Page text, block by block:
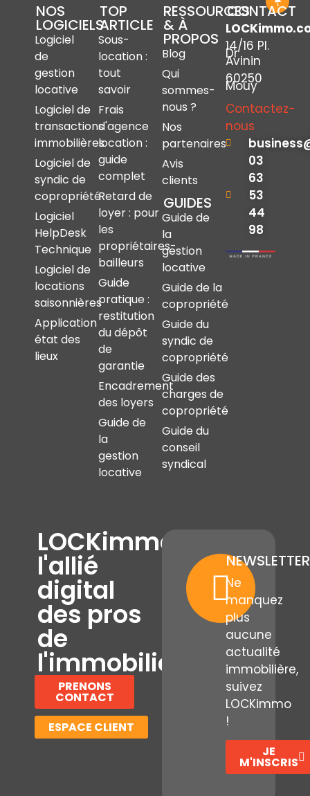
NOS
LOGICIELS
Logiciel
de
gestion
locative
Logiciel de
transactions
immobilières
Logiciel de
syndic de
copropriété
Logiciel
HelpDesk
Technique
Logiciel de
locations
saisonnières
Application
état des
lieux
TOP
ARTICLE
Sous-
location :
tout
savoir
Frais
d'agence
location :
guide
complet
Retard de
loyer : pour
les
propriétaires-
bailleurs
Guide
pratique :
restitution
du dépôt
de
garantie
Encadrement
des loyers
Guide de
la
gestion
locative
RESSOURCES
& À
PROPOS
Blog
Qui
sommes-
nous ?
Nos
partenaires
Avis
clients
GUIDES
Guide de
la
gestion
locative
Guide de la
copropriété
Guide du
syndic de
copropriété
Guide des
charges de
copropriété
Guide du
conseil
syndical
CONTACT
14/16 Pl.
Dr
Avinin
60250
Mouy
Contactez-
nous
03
63
53
44
98
LOCKimmo,
l'allié
digital
des pros
de
l'immobilier
PRENONS
CONTACT
ESPACE CLIENT
NEWSLETTER
Ne
manquez
plus
aucune
actualité
immobilière,
suivez
LOCKimmo
!
JE
M'INSCRIS